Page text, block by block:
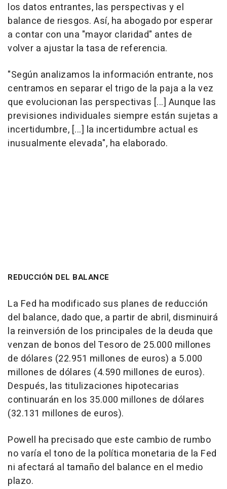
los datos entrantes, las perspectivas y el
balance de riesgos. Así, ha abogado por esperar
a contar con una "mayor claridad" antes de
volver a ajustar la tasa de referencia.
"Según analizamos la información entrante, nos
centramos en separar el trigo de la paja a la vez
que evolucionan las perspectivas [...] Aunque las
previsiones individuales siempre están sujetas a
incertidumbre, [...] la incertidumbre actual es
inusualmente elevada", ha elaborado.
REDUCCIÓN DEL BALANCE
La Fed ha modificado sus planes de reducción
del balance, dado que, a partir de abril, disminuirá
la reinversión de los principales de la deuda que
venzan de bonos del Tesoro de 25.000 millones
de dólares (22.951 millones de euros) a 5.000
millones de dólares (4.590 millones de euros).
Después, las titulizaciones hipotecarias
continuarán en los 35.000 millones de dólares
(32.131 millones de euros).
Powell ha precisado que este cambio de rumbo
no varía el tono de la política monetaria de la Fed
ni afectará al tamaño del balance en el medio
plazo.